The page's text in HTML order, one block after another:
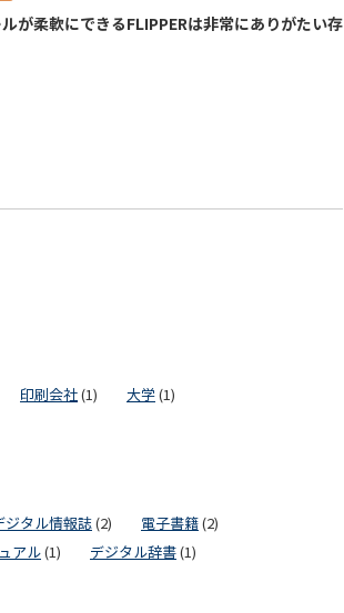
が柔軟にできるFLIPPERは非常にありがたい存
印刷会社 (1) 大学 (1)
ジタル情報誌(2) 電子書籍 (2)
アル (1) デジタル辞書 (1)